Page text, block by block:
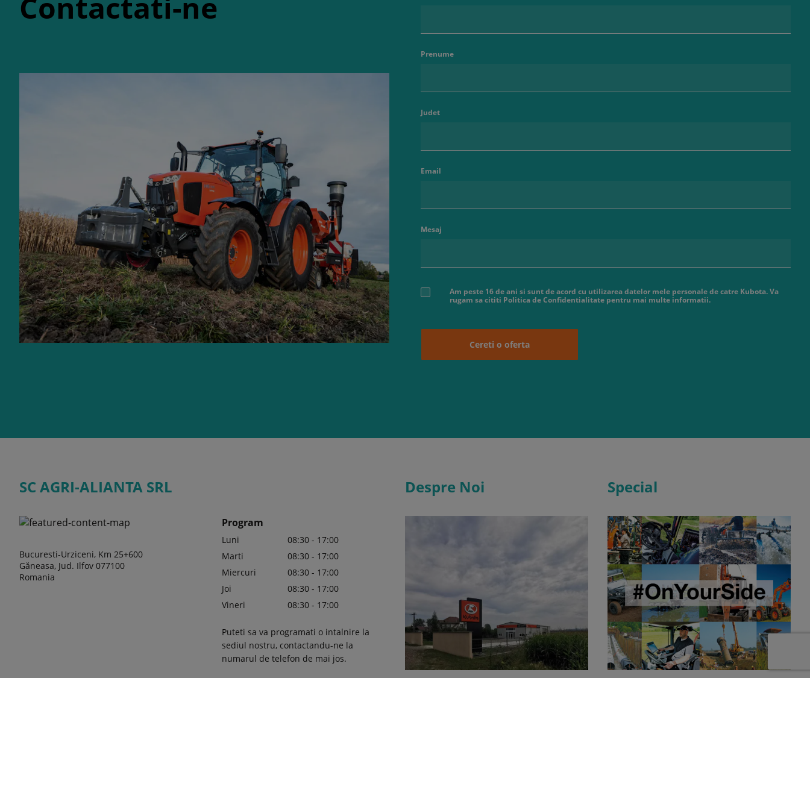
Prenume
Judet
Email
Mesaj
Am peste 16 de ani si sunt de acord cu utilizarea datelor mele personale de catre Kubota. Va
rugam sa cititi Politica de Confidentialitate pentru mai multe informatii.
Cereti o oferta
SC AGRI-ALIANTA SRL
Bucuresti-Urziceni, Km 25+600
Găneasa, Jud. Ilfov 077100
Romania
Program
Luni
08:30 - 17:00
Marti
08:30 - 17:00
Miercuri
08:30 - 17:00
Joi
08:30 - 17:00
Vineri
08:30 - 17:00
Puteti sa va programati o intalnire la
sediul nostru, contactandu-ne la
numarul de telefon de mai jos.
Despre Noi Special